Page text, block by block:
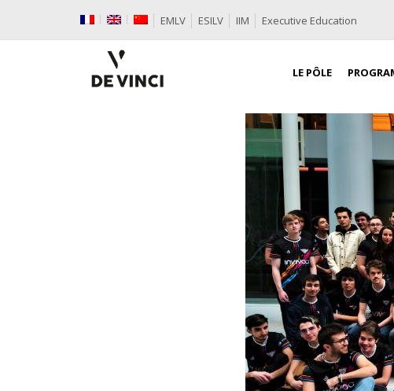
EMLV ESILV IIM Executive Education
LE PÔLE